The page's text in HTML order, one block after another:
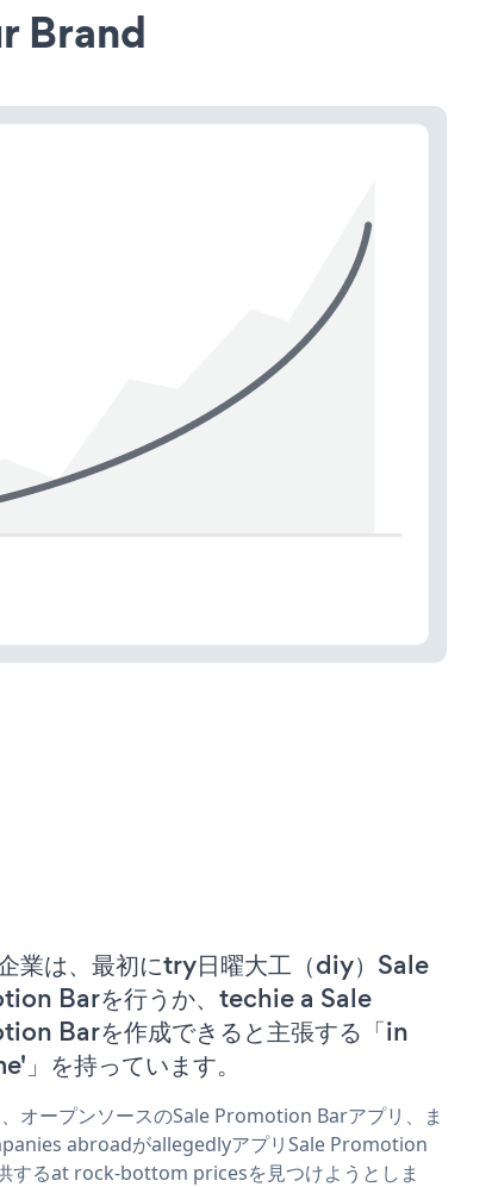
Brand
業は、最初にtry日曜大工（diy）Sale
Barを行うか、techie a Sale
Barを作成できると主張する「in
」を持っています。
オープンソースのSale Promotion Barアプリ、ま
abroadがallegedlyアプリSale Promotion
するat rock-bottom pricesを見つけようとしま